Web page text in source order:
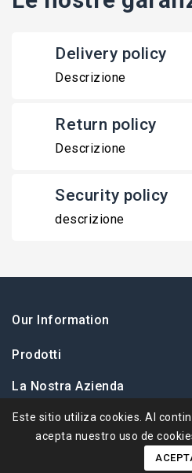
Delivery policy
Descrizione
Return policy
Descrizione
Security policy
descrizione
Our Information
Prodotti
La Nostra Azienda
Su Cuenta
Este sitio utiliza cookies. Al
acepta nuestro uso de